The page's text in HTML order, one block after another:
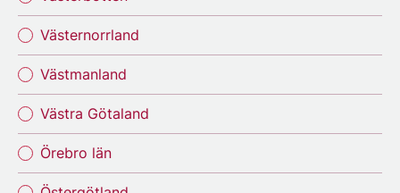
Västernorrland
Västmanland
Västra Götaland
Örebro län